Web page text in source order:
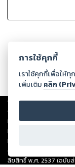
Copyright ©2026
ต่อผลงานหรือเนื้อหาใดที่
ทรัพย์สินทางปัญญาของบุ
ทุกท่านโปรดใช้วิจารณญ
หนึ่งส่วนใดขัดต่อกฎหมาย
ดำเนินการในทันที ทั้งนี้
ลิขสิทธิ์ พ.ศ. 2537 (ฉบับ
การใช้คุกกี้
เราใช้คุกกี้เพื่อให้
เพิ่มเติม คลิก